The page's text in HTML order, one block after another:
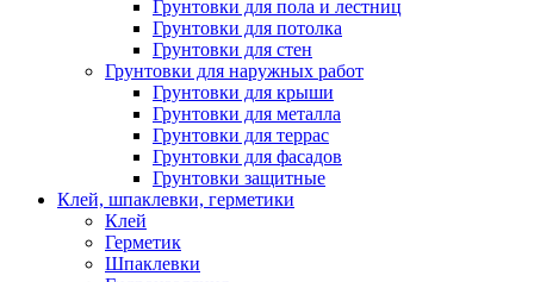
Грунтовки для пола и лестниц
Грунтовки для потолка
Грунтовки для стен
Грунтовки для наружных работ
Грунтовки для крыши
Грунтовки для металла
Грунтовки для террас
Грунтовки для фасадов
Грунтовки защитные
Клей, шпаклевки, герметики
Клей
Герметик
Шпаклевки